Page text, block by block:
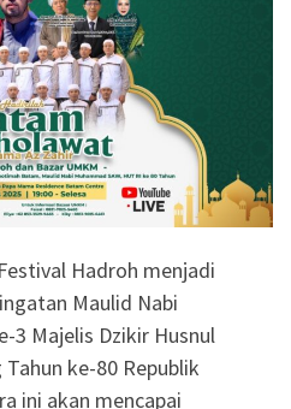
Festival Hadroh menjadi
Maulid Nabi
3 Majelis Dzikir Husnul
ke-80 Republik
ini akan mencapai